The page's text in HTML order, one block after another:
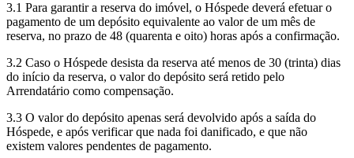
3.1 Para garantir a reserva do imóvel, o Hóspede deverá efetuar o
pagamento de um depósito equivalente ao valor de um mês de
reserva, no prazo de 48 (quarenta e oito) horas após a confirmação.
3.2 Caso o Hóspede desista da reserva até menos de 30 (trinta) dias
do início da reserva, o valor do depósito será retido pelo
Arrendatário como compensação.
3.3 O valor do depósito apenas será devolvido após a saída do
Hóspede, e após verificar que nada foi danificado, e que não
existem valores pendentes de pagamento.